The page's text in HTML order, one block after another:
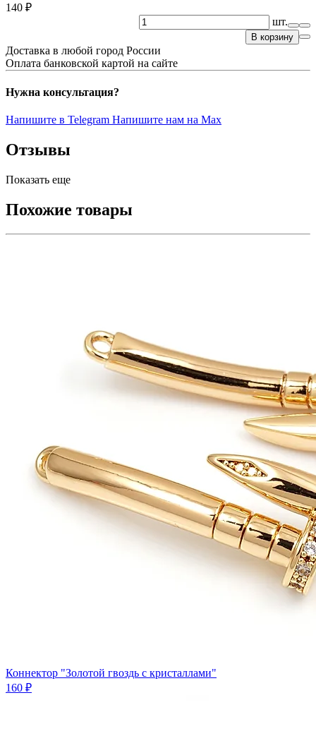
140 ₽
шт.
В корзину
Доставка в любой город России
Оплата банковской картой на сайте
Нужна консультация?
Напишите в Telegram Напишите нам на Max
Отзывы
Показать еще
Похожие товары
Коннектор "Золотой гвоздь с кристаллами"
160 ₽